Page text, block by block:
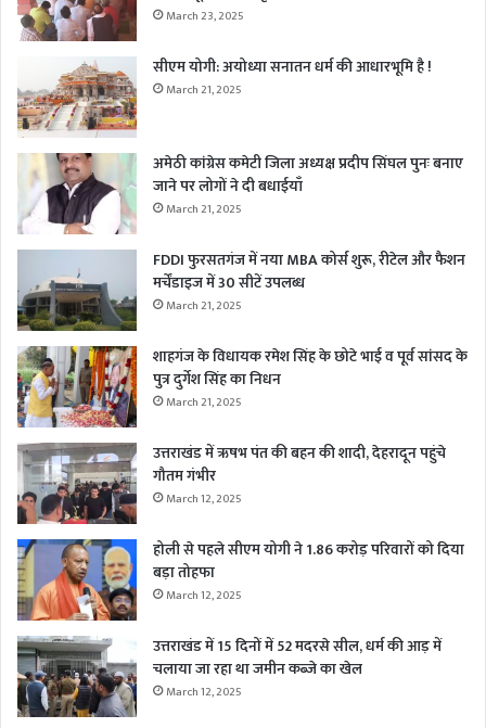
March 23, 2025
सीएम योगी: अयोध्या सनातन धर्म की आधारभूमि है !
March 21, 2025
अमेठी कांग्रेस कमेटी जिला अध्यक्ष प्रदीप सिंघल पुनः बनाए
जाने पर लोगों ने दी बधाईयाँ
March 21, 2025
FDDI फुरसतगंज में नया MBA कोर्स शुरू, रीटेल और फैशन
मर्चेंडाइज में 30 सीटें उपलब्ध
March 21, 2025
शाहगंज के विधायक रमेश सिंह के छोटे भाई व पूर्व सांसद के
पुत्र दुर्गेश सिंह का निधन
March 21, 2025
उत्तराखंड में ऋषभ पंत की बहन की शादी, देहरादून पहुंचे
गौतम गंभीर
March 12, 2025
होली से पहले सीएम योगी ने 1.86 करोड़ परिवारों को दिया
बड़ा तोहफा
March 12, 2025
उत्तराखंड में 15 दिनों में 52 मदरसे सील, धर्म की आड़ में
चलाया जा रहा था जमीन कब्जे का खेल
March 12, 2025